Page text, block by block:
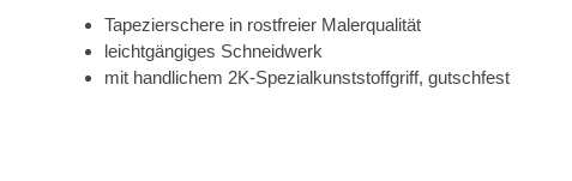
Tapezierschere in rostfreier Malerqualität
leichtgängiges Schneidwerk
mit handlichem 2K-Spezialkunststoffgriff, gutschfest